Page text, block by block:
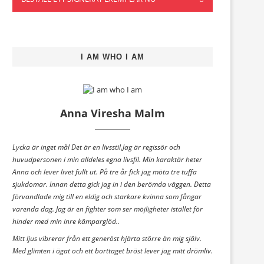
I AM WHO I AM
Anna Viresha Malm
Lycka är inget mål Det är en livsstil.Jag är regissör och
huvudpersonen i min alldeles egna livsfil. Min karaktär heter
Anna och lever livet fullt ut. På tre år fick jag möta tre tuffa
sjukdomar. Innan detta gick jag in i den berömda väggen. Detta
förvandlade mig till en eldig och starkare kvinna som fångar
varenda dag. Jag är en fighter som ser möjligheter istället för
hinder med min inre kämparglöd..
Mitt ljus vibrerar från ett generöst hjärta större än mig själv.
Med glimten i ögat och ett borttaget bröst lever jag mitt drömliv.